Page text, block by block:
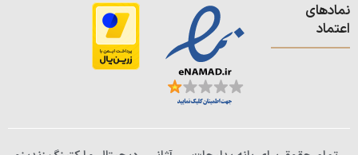
نمادهای
اعتماد